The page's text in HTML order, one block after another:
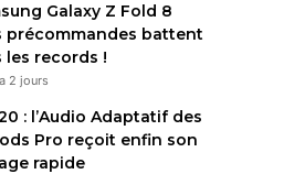
Galaxy Z Fold 8
précommandes battent
les records !
2 jours
: l’Audio Adaptatif des
Pro reçoit enfin son
rapide